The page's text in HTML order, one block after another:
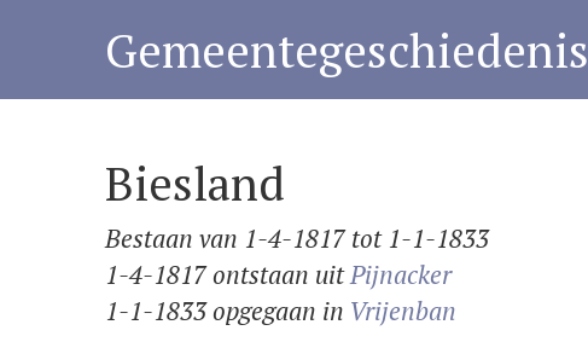
Gemeentegeschiedenis
Biesland
Bestaan van 1-4-1817 tot 1-1-1833
1-4-1817 ontstaan uitPijnacker
1-1-1833 opgegaan in Vrijenban